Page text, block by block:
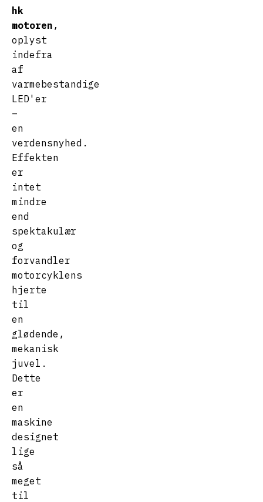
hk
motoren ,
oplyst
indefra
af
varmebestandige
LED'er
–
en
verdensnyhed.
Effekten
er
intet
mindre
end
spektakulær
og
forvandler
motorcyklens
hjerte
til
en
glødende,
mekanisk
juvel.
Dette
er
en
maskine
designet
lige
så
meget
til